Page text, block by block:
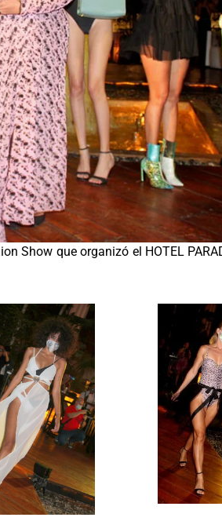
Show que organizó el HOTEL